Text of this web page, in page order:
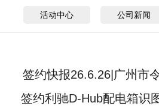
活动中心 公司新闻
签约快报26.6.26|广州市
签约利驰D-Hub配电箱识